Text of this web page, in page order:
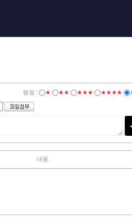
평점 : ★ ★★ ★★★ ★★★★
내용